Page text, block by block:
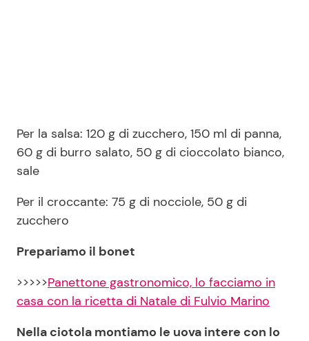
Per la salsa: 120 g di zucchero, 150 ml di panna,
60 g di burro salato, 50 g di cioccolato bianco,
sale
Per il croccante: 75 g di nocciole, 50 g di
zucchero
Prepariamo il bonet
>>>>>Panettone gastronomico, lo facciamo in
casa con la ricetta di Natale di Fulvio Marino
Nella ciotola montiamo le uova intere con lo